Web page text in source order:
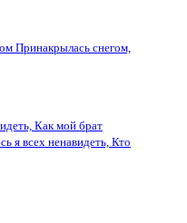
Принакрылась снегом,
Как мой брат
я всех ненавидеть, Кто